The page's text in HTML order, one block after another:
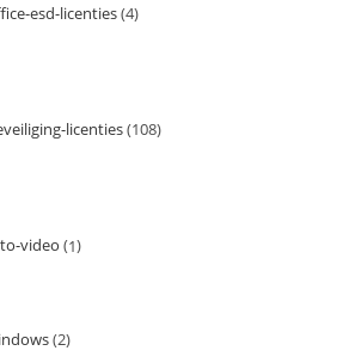
esd-licenties 4
licenties 108
video 1
2